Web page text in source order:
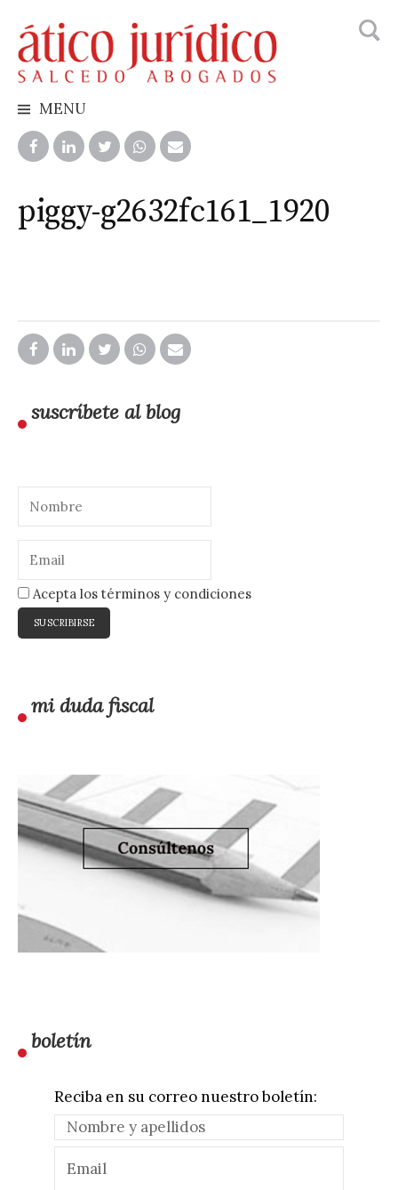
to
content
for:
MENU
piggy-g2632fc161_1920
suscríbete al blog
Acepta los términos y condiciones
mi duda fiscal
boletín
Reciba en su correo nuestro boletín: